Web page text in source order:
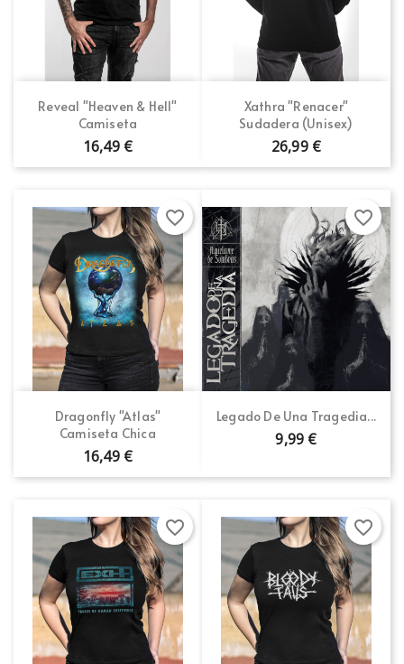
Reveal "Heaven & Hell"
Camiseta
16,49 €
Xathra "Renacer"
Sudadera (Unisex)
26,99 €
Dragonfly "Atlas"
Camiseta Chica
16,49 €
favorite_border
Legado De Una Tragedia...
9,99 €
favorite_border
favorite_border favorite_border